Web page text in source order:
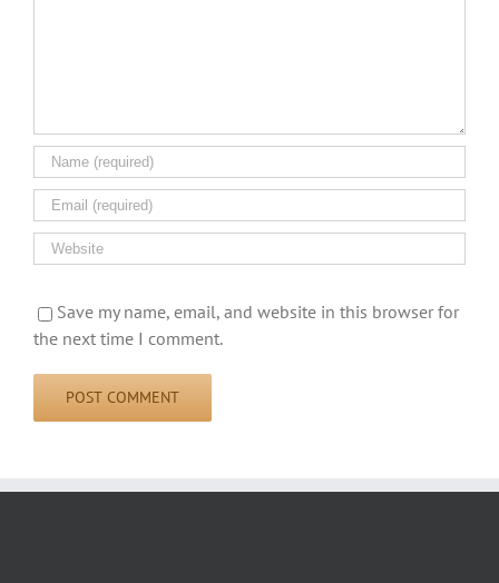
Save my name, email, and website in this browser for
the next time I comment.